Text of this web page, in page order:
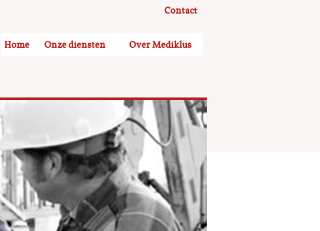
Contact
Home Onze diensten Over Mediklus